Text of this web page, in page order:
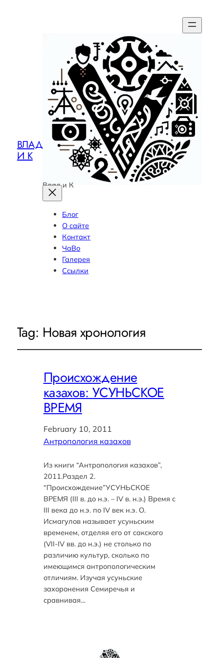
ВЛАД
И К
Влад и К
Блог
О сайте
Контакт
ЧаВо
Галерея
Ссылки
Tag: Новая хронология
Происхождение
казахов: УСУНЬСКОЕ
ВРЕМЯ
February 10, 2011
Антропология казахов
Из книги “Антропология казахов”,
2011.Раздел 2.
“Происхождение”УСУНЬСКОЕ
ВРЕМЯ (III в. до н.э. – IV в. н.э.) Время с
III века до н.э. по IV век н.э. О.
Исмагулов называет усуньским
временем, отделяя его от сакского
(VII-IV вв. до н.э.) не столько по
различию культур, сколько по
имеющимся антропологическим
отличиям. Изучая усуньские
захоронения Семиречья и
сравнивая…